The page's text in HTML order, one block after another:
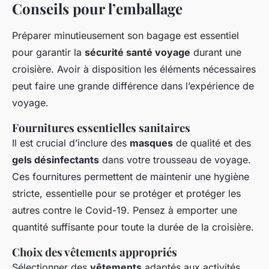
Conseils pour l’emballage
Préparer minutieusement son bagage est essentiel
pour garantir la sécurité santé voyage durant une
croisière. Avoir à disposition les éléments nécessaires
peut faire une grande différence dans l’expérience de
voyage.
Fournitures essentielles sanitaires
Il est crucial d’inclure des masques de qualité et des
gels désinfectants dans votre trousseau de voyage.
Ces fournitures permettent de maintenir une hygiène
stricte, essentielle pour se protéger et protéger les
autres contre le Covid-19. Pensez à emporter une
quantité suffisante pour toute la durée de la croisière.
Choix des vêtements appropriés